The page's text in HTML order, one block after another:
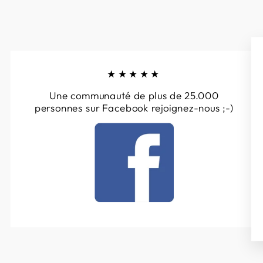
★★★★★
Une communauté de plus de 25.000
personnes sur Facebook rejoignez-nous ;-)